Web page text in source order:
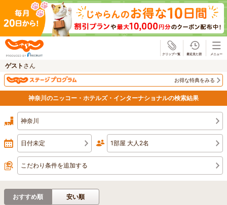
ゲスト さん
お得な特典をみる
神奈川のニッコー・ホテルズ・インターナショナルの検索結果
神奈川
日付未定 1部屋 大人2名
こだわり条件を追加する
おすすめ順 安い順